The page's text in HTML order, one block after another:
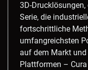
3D-
Serie, die
fortschrittliche
umfangreichsten
auf dem Markt
Plattformen –